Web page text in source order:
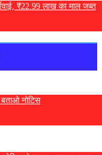
₹22.99 लाख का माल जब्त
नोटिस